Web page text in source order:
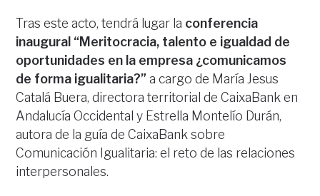
Tras este acto, tendrá lugar la conferencia
inaugural “Meritocracia, talento e igualdad de
oportunidades en la empresa ¿comunicamos
de forma igualitaria?” a cargo de María Jesus
Catalá Buera, directora territorial de CaixaBank en
Andalucía Occidental y Estrella Montelío Durán,
autora de la guía de CaixaBank sobre
Comunicación Igualitaria: el reto de las relaciones
interpersonales.